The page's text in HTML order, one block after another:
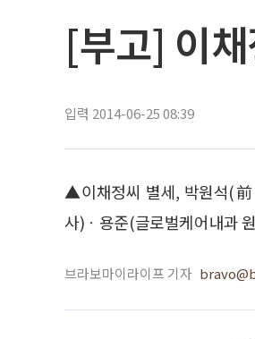
[부고] 이
입력 2014-06-25 08:39
▲이채정씨 별세, 박원석(前
사)ㆍ용준(글로벌케어내과
브라보마이라이프 기자